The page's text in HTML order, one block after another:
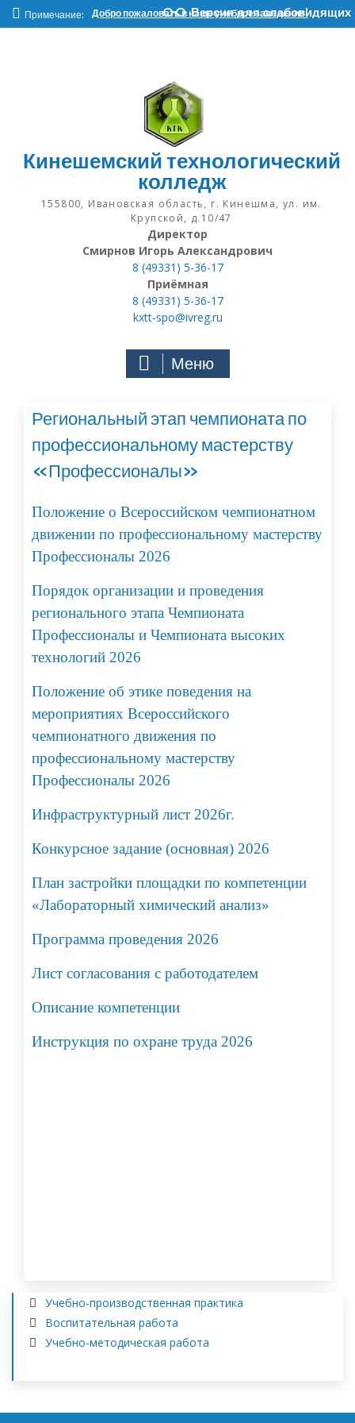
НаверхПримечание: Добро пожаловать в наше учебное заведение!
Версия для слабовидящих
Кинешемский технологический
колледж
155800, Ивановская область, г. Кинешма, ул. им.
Крупской, д.10/47
Директор
Смирнов Игорь Александрович
8 (49331) 5-36-17
Приёмная
8 (49331) 5-36-17
kxtt-spo@ivreg.ru
Меню
Региональный этап чемпионата по
профессиональному мастерству
«Профессионалы»
Положение о Всероссийском чемпионатном
движении по профессиональному мастерству
Профессионалы 2026
Порядок организации и проведения
регионального этапа Чемпионата
Профессионалы и Чемпионата высоких
технологий 2026
Положение об этике поведения на
мероприятиях Всероссийского
чемпионатного движения по
профессиональному мастерству
Профессионалы 2026
Инфраструктурный лист 2026г.
Конкурсное задание (основная) 2026
План застройки площадки по компетенции
«Лабораторный химический анализ»
Программа проведения 2026
Лист согласования с работодателем
Описание компетенции
Инструкция по охране труда 2026
Учебно-производственная практика
Воспитательная работа
Учебно-методическая работа